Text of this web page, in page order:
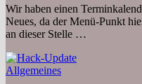
Wir haben einen
Neues, da der Menü-Punkt
an dieser Stelle …
Allgemeines